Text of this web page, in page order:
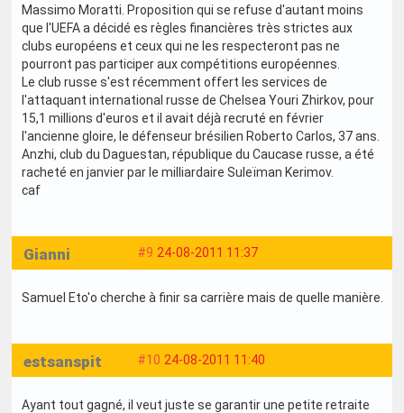
Massimo Moratti. Proposition qui se refuse d'autant moins
que l'UEFA a décidé es règles financières très strictes aux
clubs européens et ceux qui ne les respecteront pas ne
pourront pas participer aux compétitions européennes.
Le club russe s'est récemment offert les services de
l'attaquant international russe de Chelsea Youri Zhirkov, pour
15,1 millions d'euros et il avait déjà recruté en février
l'ancienne gloire, le défenseur brésilien Roberto Carlos, 37 ans.
Anzhi, club du Daguestan, république du Caucase russe, a été
racheté en janvier par le milliardaire Suleïman Kerimov.
caf
#9 24-08-2011 11:37
Gianni
Samuel Eto'o cherche à finir sa carrière mais de quelle manière.
#10 24-08-2011 11:40
estsanspit
Ayant tout gagné, il veut juste se garantir une petite retraite